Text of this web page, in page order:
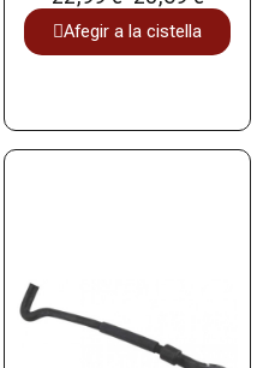
Afegir a la cistella